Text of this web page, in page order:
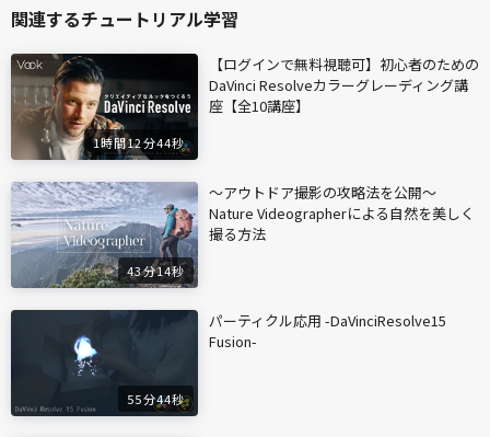
関連するチュートリアル学習
1時間12分44秒
【ログインで無料視聴可】初心者のための
DaVinci Resolveカラーグレーディング講
座【全10講座】
43分14秒
〜アウトドア撮影の攻略法を公開〜
Nature Videographerによる自然を美しく
撮る方法
55分44秒
パーティクル応用 -DaVinciResolve15
Fusion-